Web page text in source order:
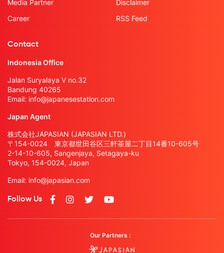
Media Partner
Career
Disclaimer
RSS Feed
Contact
Indonesia Office
Jalan Suryalaya V no.32
Bandung 40265
Email: info@japanesestation.com
Japan Agent
株式会社JAPASIAN (JAPASIAN LTD.)
〒154-0024 東京都世田谷区三軒茶屋二丁目14番10-605号
2-14-10-605, Sangenjaya, Setagaya-ku
Tokyo, 154-0024, Japan
Email: info@japasian.com
Follow Us
Our Partners :